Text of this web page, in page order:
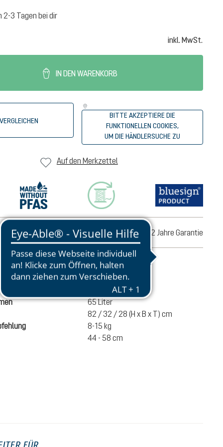
2-3 Tagen bei dir
inkl. MwSt.
IN DEN WARENKORB
BITTE AKZEPTIERE DIE
FUNKTIONELLEN COOKIES,
UM DIE HÄNDLERSUCHE ZU
STARTEN.
Auf den Merkzettel
2 Jahre Garantie
65 Liter
82 / 32 / 28 (H x B x T) cm
8-15 kg
44 - 58 cm